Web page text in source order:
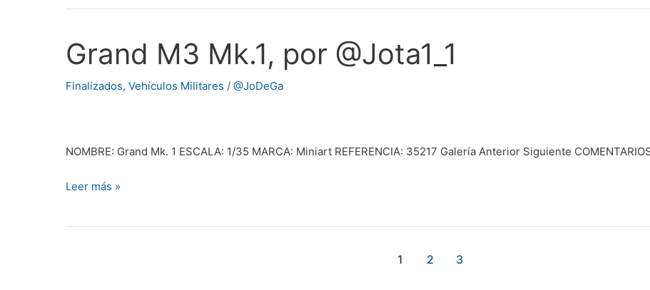
Grand M3 Mk.1, por @Jota1_1
Finalizados, Vehículos Militares / @JoDeGa
NOMBRE: Grand Mk. 1 ESCALA: 1/35 MARCA: Miniart REFERENCIA: 35217 Galería Anterior Siguiente
Grand
M3
Mk.1,
Leer más »
1 2 3